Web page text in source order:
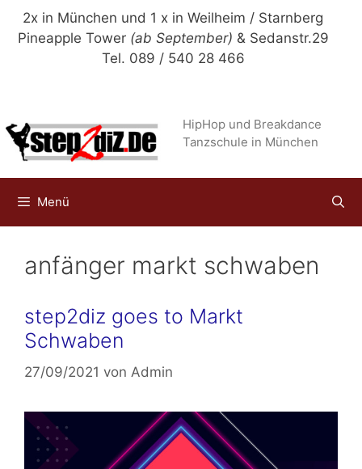
Zum
Inhalt
2x in München und 1 x in Weilheim / Starnberg
Pineapple Tower (ab September) & Sedanstr.29
Tel. 089 / 540 28 466
HipHop und Breakdance
Tanzschule in München
Menü
anfänger markt schwaben
step2diz goes to Markt
Schwaben
27/09/2021 von Admin